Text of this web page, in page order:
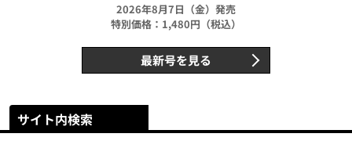
2026年8月7日（金）発売
特別価格：1,480円（税込）
最新号を見る
サイト内検索